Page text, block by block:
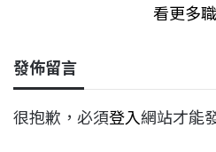
看更多
發佈留言
很抱歉，必須登入網站才能